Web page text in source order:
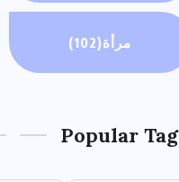
مرأة(102)
Popular Tag